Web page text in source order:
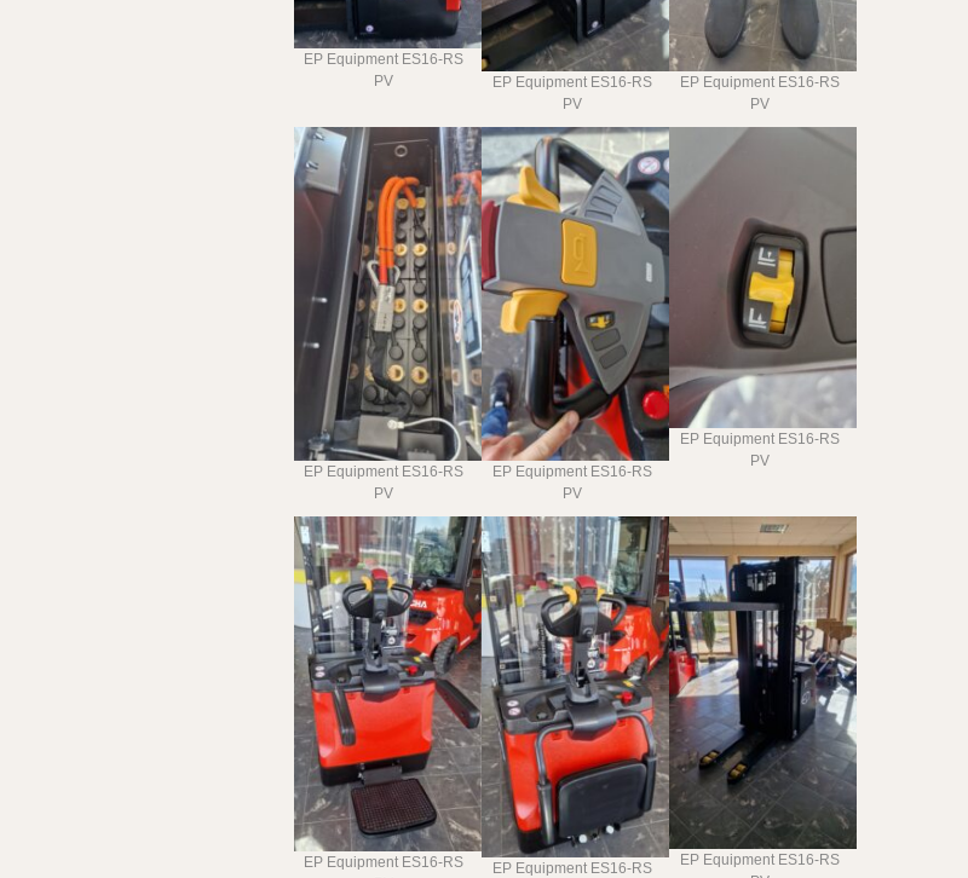
EP Equipment ES16-RS
PV
EP Equipment ES16-RS
PV
EP Equipment ES16-RS
PV
EP Equipment ES16-RS
PV
EP Equipment ES16-RS
PV
EP Equipment ES16-RS
PV
EP Equipment ES16-RS
EP Equipment ES16-RS
EP Equipment ES16-RS